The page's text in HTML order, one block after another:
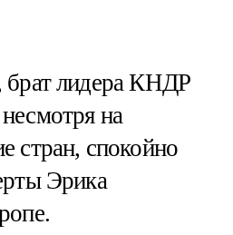
брат лидера КНДР
на
стран, спокойно
Эрика